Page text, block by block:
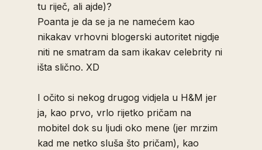
tu riječ, ali ajde)?
Poanta je da se ja ne namećem kao
nikakav vrhovni blogerski autoritet nigdje
niti ne smatram da sam ikakav celebrity ni
išta slično. XD
I očito si nekog drugog vidjela u H&M jer
ja, kao prvo, vrlo rijetko pričam na
mobitel dok su ljudi oko mene (jer mrzim
kad me netko sluša što pričam), kao